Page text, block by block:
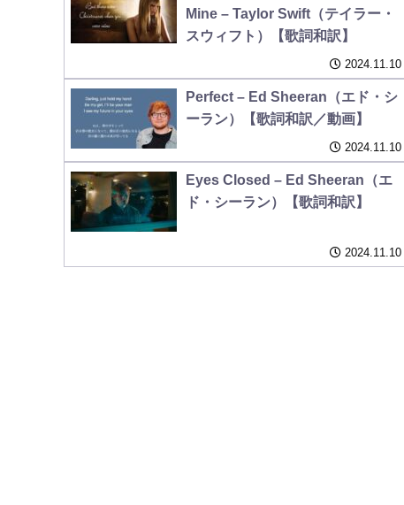
Mine – Taylor Swift（テイラー・
スウィフト）【歌詞和訳】
2024.11.10
Perfect – Ed Sheeran（エド・シ
ーラン）【歌詞和訳／動画】
2024.11.10
Eyes Closed – Ed Sheeran（エ
ド・シーラン）【歌詞和訳】
2024.11.10